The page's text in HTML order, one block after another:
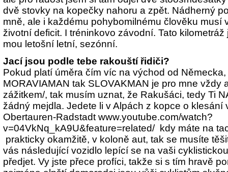
dvě stovky na kopečky nahoru a zpět. Nádherný
mně, ale i každému pohybomilnému člověku musí
životní deficit. I tréninkovo závodní. Tato
mou letošní letní, sezónní.
Jací jsou podle tebe rakouští řidiči?
Pokud platí úměra čím víc na východ od
MORAVIAMAN tak SLOVAKMAN je pro mne vždy
zážitkem/, tak musím uznat, že Rakušáci, tedy Ti
žádný mejdla. Jedete li v Alpách z kopce o
Obertauren-Radstadt www.youtube.com/watch?
v=04VkNq_kA9U&feature=related/ kdy máte na
prakticky okamžitě, v koloně aut, tak se musíte
vás následující vozidlo lepící se na vaši
předjet. Vy jste přece profíci, takže si s tím hravě